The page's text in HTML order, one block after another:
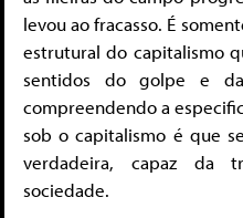
levou ao fracasso. É
estrutural do capitalismo
sentidos do golpe e
compreendendo a
sob o capitalismo é que
verdadeira, capaz da
sociedade.